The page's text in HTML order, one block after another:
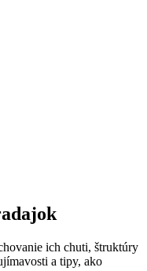
ich chuti, štruktúry
a tipy, ako